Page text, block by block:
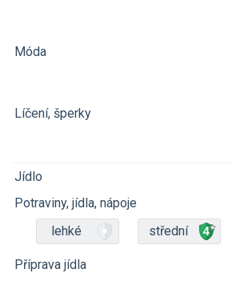
Móda
Líčení, šperky
Jídlo
Potraviny, jídla, nápoje
lehké
střední
Příprava jídla